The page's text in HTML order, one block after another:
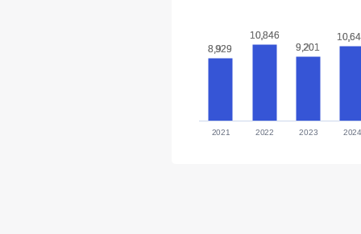
8,929
8,929
10,846
10,846
9,201
9,201
2021 2022 2023